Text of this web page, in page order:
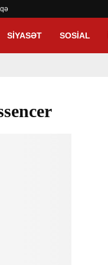
SIYASƏT SOSIAL